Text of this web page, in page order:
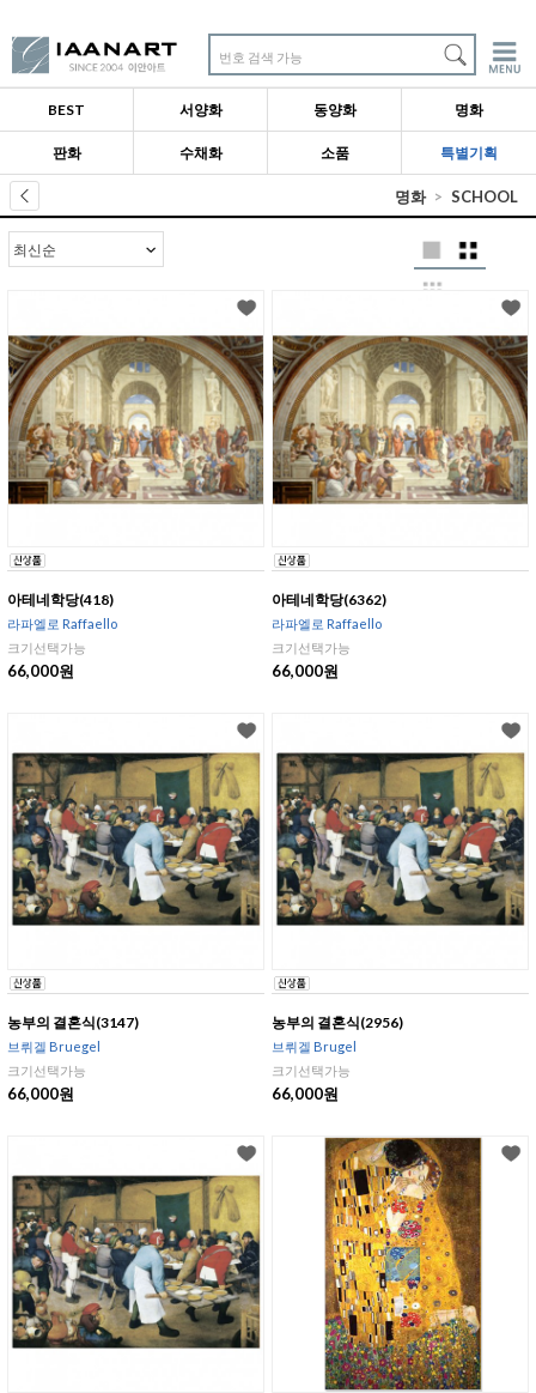
번호 검색 가능
BEST 서양화 동양화 명화
판화 수채화 소품 특별기획
명화 SCHOOL
아테네학당(418)
라파엘로 Raffaello
크기선택가능
66,000원
아테네학당(6362)
라파엘로 Raffaello
크기선택가능
66,000원
농부의 결혼식(3147)
브뤼겔 Bruegel
크기선택가능
66,000원
농부의 결혼식(2956)
브뤼겔 Brugel
크기선택가능
66,000원